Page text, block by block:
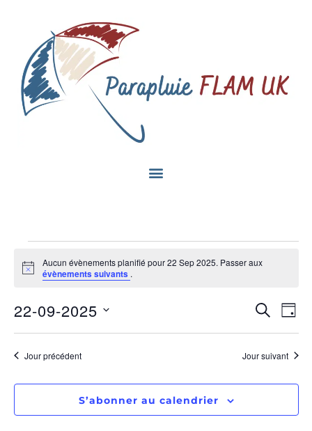
Notice
Aucun évènements planifié pour 22 Sep 2025. Passer aux
évènements suivants .
ET
DE
VUES
de
Jour
22-09-2025
une
date.Jour précédent Jour suivant
S’abonner au calendrier